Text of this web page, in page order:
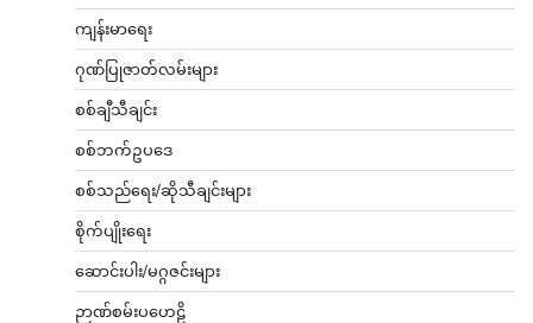
ကျန်းမာရေး
ဂုဏ်ပြုဇာတ်လမ်းများ
စစ်ချီသီချင်း
စစ်ဘက်ဥပဒေ
စစ်သည်ရေး/ဆိုသီချင်းများ
စိုက်ပျိုးရေး
ဆောင်းပါး/မဂ္ဂဇင်းများ
ဉာဏ်စမ်းပဟေဠိ